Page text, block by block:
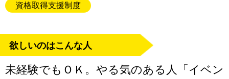
資格取得支援制度
欲しいのはこんな人
未経験でもＯＫ。やる気のある人「イベン